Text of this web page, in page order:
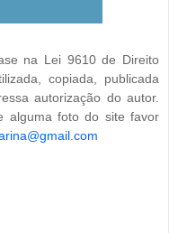
na Lei 9610 de Direito
copiada, publicada
autorização do autor.
alguma foto do site favor